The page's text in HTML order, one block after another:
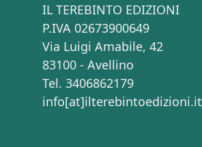
IL TEREBINTO EDIZIONI
P.IVA 02673900649
Via Luigi Amabile, 42
83100 - Avellino
Tel. 3406862179
info[at]ilterebintoedizioni.it